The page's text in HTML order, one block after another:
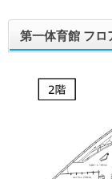
第一体育館 フロ